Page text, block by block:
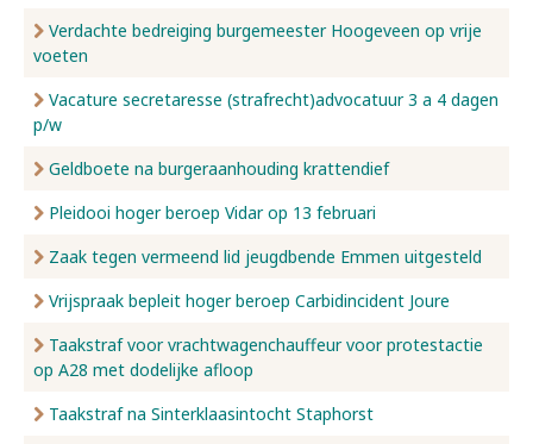
Verdachte bedreiging burgemeester Hoogeveen op vrije
voeten
Vacature secretaresse (strafrecht)advocatuur 3 a 4 dagen
p/w
Geldboete na burgeraanhouding krattendief
Pleidooi hoger beroep Vidar op 13 februari
Zaak tegen vermeend lid jeugdbende Emmen uitgesteld
Vrijspraak bepleit hoger beroep Carbidincident Joure
Taakstraf voor vrachtwagenchauffeur voor protestactie
op A28 met dodelijke afloop
Taakstraf na Sinterklaasintocht Staphorst